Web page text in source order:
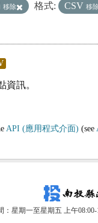
移除 格式: CSV 移
資訊。
API (應用程式介面) (see
：星期一至星期五 上午